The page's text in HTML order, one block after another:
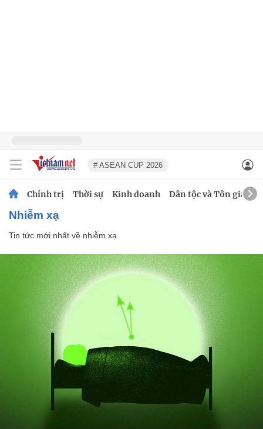
# ASEAN CUP 2026
Chính trị Thời sự Kinh doanh Dân tộc và Tôn giáo
nhiễm xạ
Tin tức mới nhất về nhiễm xạ